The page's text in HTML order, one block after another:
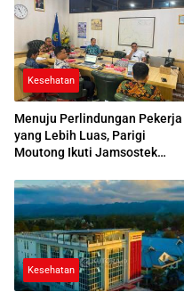
Kesehatan
Menuju Perlindungan Pekerja
yang Lebih Luas, Parigi
Moutong Ikuti Jamsostek
Kesehatan